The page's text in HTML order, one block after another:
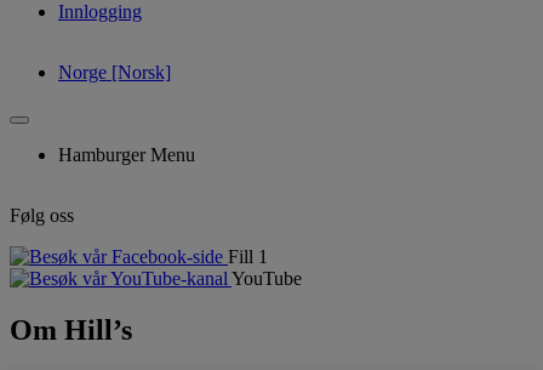
Innlogging
Norge [Norsk]
Hamburger Menu
Følg oss
Fill 1
YouTube
Om Hill’s